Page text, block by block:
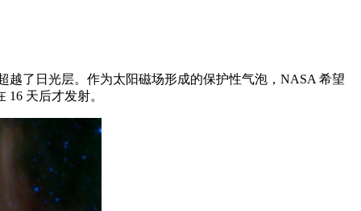
越了日光层。作为太阳磁场形成的保护性气泡，NASA 希望
天后才发射。